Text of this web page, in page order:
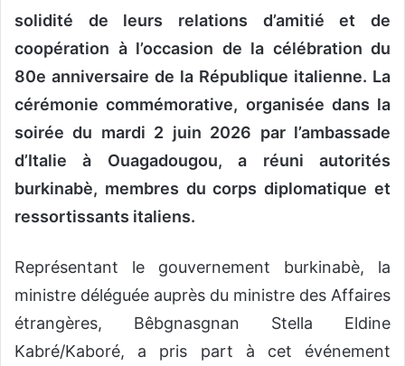
solidité de leurs relations d’amitié et de
coopération à l’occasion de la célébration du
80e anniversaire de la République italienne. La
cérémonie commémorative, organisée dans la
soirée du mardi 2 juin 2026 par l’ambassade
d’Italie à Ouagadougou, a réuni autorités
burkinabè, membres du corps diplomatique et
ressortissants italiens.
Représentant le gouvernement burkinabè, la
ministre déléguée auprès du ministre des Affaires
étrangères, Bêbgnasgnan Stella Eldine
Kabré/Kaboré, a pris part à cet événement